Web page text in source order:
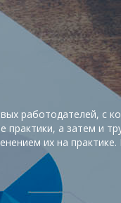
работодателей, с
практики, а затем и
их на